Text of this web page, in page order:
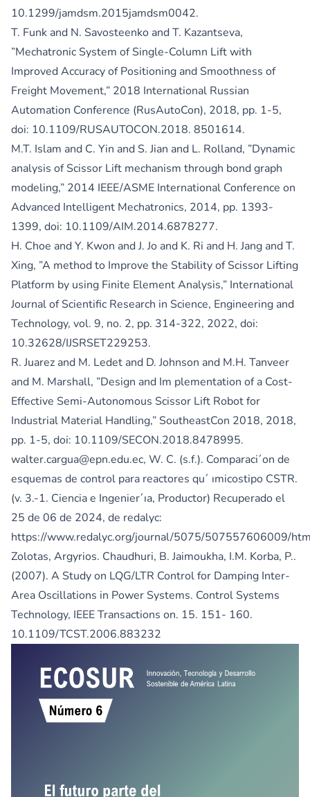
10.1299/jamdsm.2015jamdsm0042.
T. Funk and N. Savosteenko and T. Kazantseva,
”Mechatronic System of Single-Column Lift with
Improved Accuracy of Positioning and Smoothness of
Freight Movement,” 2018 International Russian
Automation Conference (RusAutoCon), 2018, pp. 1-5,
doi: 10.1109/RUSAUTOCON.2018. 8501614.
M.T. Islam and C. Yin and S. Jian and L. Rolland, ”Dynamic
analysis of Scissor Lift mechanism through bond graph
modeling,” 2014 IEEE/ASME International Conference on
Advanced Intelligent Mechatronics, 2014, pp. 1393-
1399, doi: 10.1109/AIM.2014.6878277.
H. Choe and Y. Kwon and J. Jo and K. Ri and H. Jang and T.
Xing, ”A method to Improve the Stability of Scissor Lifting
Platform by using Finite Element Analysis,” International
Journal of Scientific Research in Science, Engineering and
Technology, vol. 9, no. 2, pp. 314-322, 2022, doi:
10.32628/IJSRSET229253.
R. Juarez and M. Ledet and D. Johnson and M.H. Tanveer
and M. Marshall, ”Design and Im plementation of a Cost-
Effective Semi-Autonomous Scissor Lift Robot for
Industrial Material Handling,” SoutheastCon 2018, 2018,
pp. 1-5, doi: 10.1109/SECON.2018.8478995.
walter.cargua@epn.edu.ec, W. C. (s.f.). Comparaci´on de
esquemas de control para reactores qu´ ımicostipo CSTR.
(v. 3.-1. Ciencia e Ingenier´ıa, Productor) Recuperado el
25 de 06 de 2024, de redalyc:
https://www.redalyc.org/journal/5075/507557606009/
Zolotas, Argyrios. Chaudhuri, B. Jaimoukha, I.M. Korba, P..
(2007). A Study on LQG/LTR Control for Damping Inter-
Area Oscillations in Power Systems. Control Systems
Technology, IEEE Transactions on. 15. 151- 160.
10.1109/TCST.2006.883232